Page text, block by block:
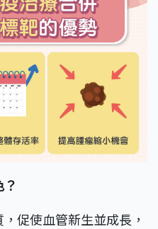
促使血管新生並成長，